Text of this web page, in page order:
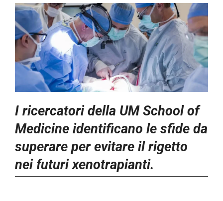
I ricercatori della UM School of
Medicine identificano le sfide da
superare per evitare il rigetto
nei futuri xenotrapianti.